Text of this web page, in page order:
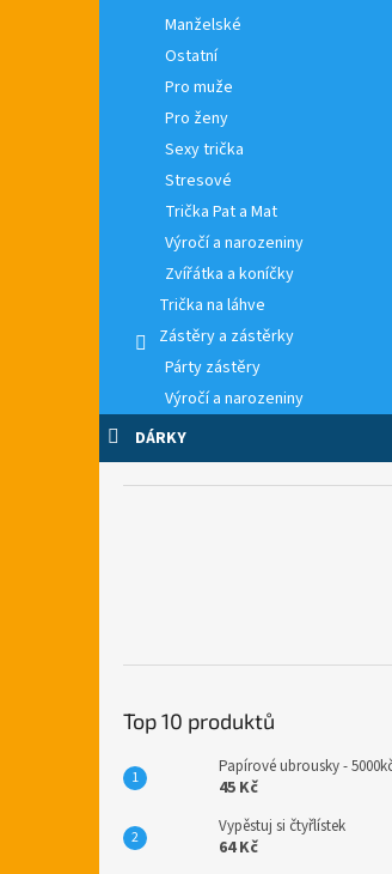
Manželské
Ostatní
Pro muže
Pro ženy
Sexy trička
Stresové
Trička Pat a Mat
Výročí a narozeniny
Zvířátka a koníčky
Trička na láhve
Zástěry a zástěrky
Párty zástěry
Výročí a narozeniny
DÁRKY
Top 10 produktů
Papírové ubrousky -
45 Kč
Vypěstuj si čtyřlístek
64 Kč